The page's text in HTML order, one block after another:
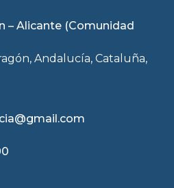
– Alicante (Comunidad
Andalucía, Cataluña,